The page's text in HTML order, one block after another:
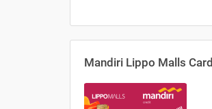
Mandiri Lippo Malls Card